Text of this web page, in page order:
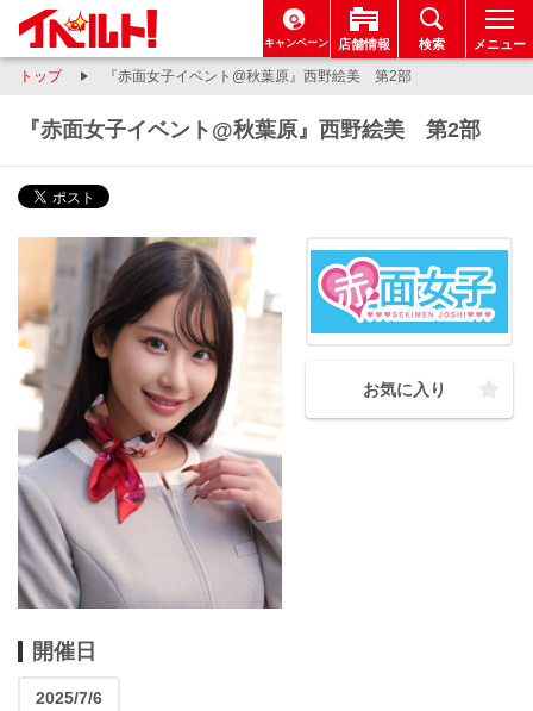
キャンペーン 店舗情報 検索 メニュー
トップ 『赤面女子イベント@秋葉原』西野絵美 第2部
『赤面女子イベント@秋葉原』西野絵美 第2部
お気に入り
開催日
2025/7/6